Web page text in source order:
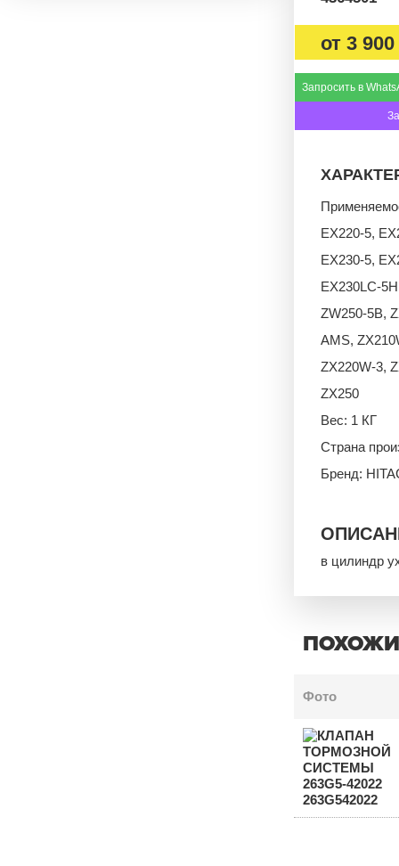
от 3
Запросить в
EX220-5,
EX230-5,
EX230LC-
ZW250-5B,
AMS,
ZX220W-3,
ZX250
Вес: 1 КГ
Страна
Бренд:
в цилиндр
Фото